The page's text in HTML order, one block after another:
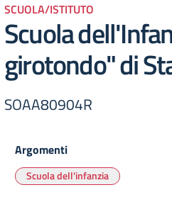
SCUOLA/ISTITUTO
Scuola
girotondo" di
SOAA80904R
Argomenti
Scuola dell'infanzia